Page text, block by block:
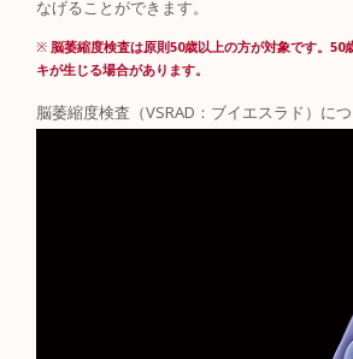
なげることができます。
脳萎縮度検査は原則50歳以上の方が対象です。50
キが生じる場合があります。
脳萎縮度検査（VSRAD：ブイエスラド）に